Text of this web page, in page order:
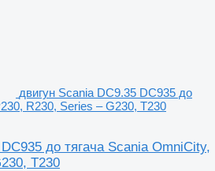
двигун Scania DC9.35 DC935 до
R230, Series – G230, T230
до тягача Scania OmniCity,
T230